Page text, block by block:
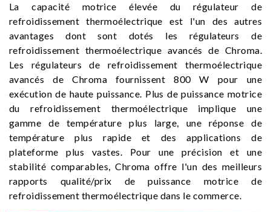
La capacité motrice élevée du régulateur de
refroidissement thermoélectrique est l'un des autres
avantages dont sont dotés les régulateurs de
refroidissement thermoélectrique avancés de Chroma.
Les régulateurs de refroidissement thermoélectrique
avancés de Chroma fournissent 800 W pour une
exécution de haute puissance. Plus de puissance motrice
du refroidissement thermoélectrique implique une
gamme de température plus large, une réponse de
température plus rapide et des applications de
plateforme plus vastes. Pour une précision et une
stabilité comparables, Chroma offre l'un des meilleurs
rapports qualité/prix de puissance motrice de
refroidissement thermoélectrique dans le commerce.